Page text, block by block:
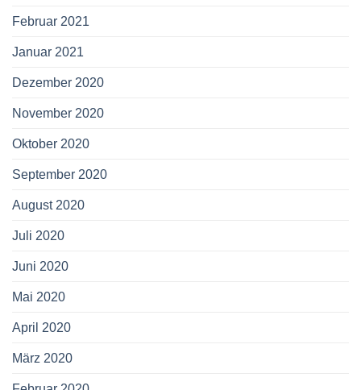
Februar 2021
Januar 2021
Dezember 2020
November 2020
Oktober 2020
September 2020
August 2020
Juli 2020
Juni 2020
Mai 2020
April 2020
März 2020